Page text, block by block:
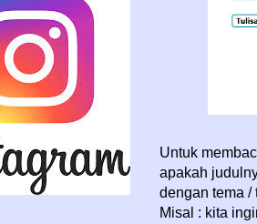
Untuk
apakah
dengan tema /
Misal : kita